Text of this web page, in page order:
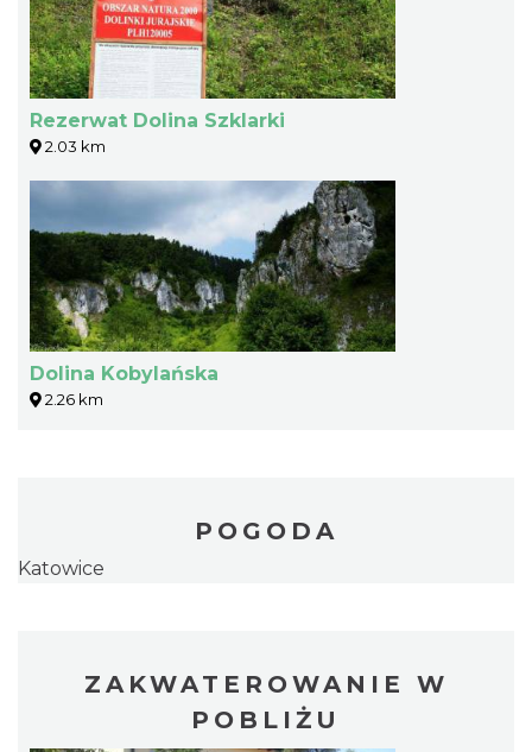
Rezerwat Dolina Szklarki
2.03 km
Dolina Kobylańska
2.26 km
POGODA
Katowice
ZAKWATEROWANIE W
POBLIŻU